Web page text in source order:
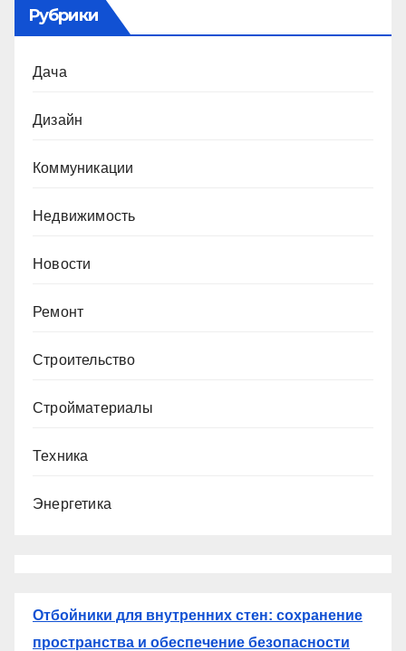
Рубрики
Дача
Дизайн
Коммуникации
Недвижимость
Новости
Ремонт
Строительство
Стройматериалы
Техника
Энергетика
Отбойники для внутренних стен: сохранение
пространства и обеспечение безопасности